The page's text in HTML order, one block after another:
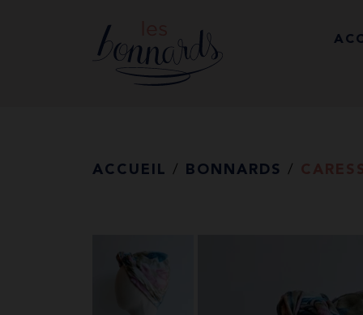
ACCUEIL / BONNARDS /